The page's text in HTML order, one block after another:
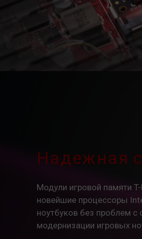
Надежная
Модули игровой памяти
новейшие процессоры
ноутбуков без проблем
модернизации игровых